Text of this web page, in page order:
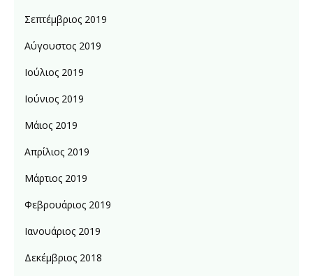
Σεπτέμβριος 2019
Αύγουστος 2019
Ιούλιος 2019
Ιούνιος 2019
Μάιος 2019
Απρίλιος 2019
Μάρτιος 2019
Φεβρουάριος 2019
Ιανουάριος 2019
Δεκέμβριος 2018